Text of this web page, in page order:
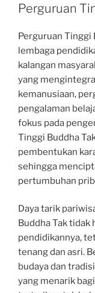
Perguruan
Perguruan Tinggi
lembaga
kalangan
yang
kemanusiaan,
pengalaman
fokus pada
Tinggi Buddha
pembentukan
sehingga
pertumbuhan
Daya tarik
Buddha Tak tidak
pendidikannya,
tenang dan asri.
budaya dan
yang menarik